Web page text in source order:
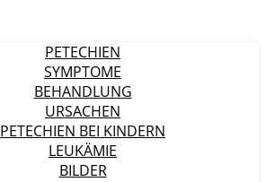
PETECHIEN
SYMPTOME
BEHANDLUNG
URSACHEN
PETECHIEN BEI KINDERN
LEUKÄMIE
BILDER